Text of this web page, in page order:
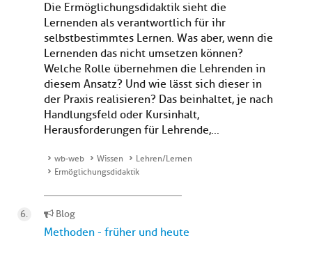
Die Ermöglichungsdidaktik sieht die
Lernenden als verantwortlich für ihr
selbstbestimmtes Lernen. Was aber, wenn die
Lernenden das nicht umsetzen können?
Welche Rolle übernehmen die Lehrenden in
diesem Ansatz? Und wie lässt sich dieser in
der Praxis realisieren? Das beinhaltet, je nach
Handlungsfeld oder Kursinhalt,
Herausforderungen für Lehrende,...
wb-web Wissen
Lehren/Lernen
Ermöglichungsdidaktik
Blog
Methoden - früher und heute